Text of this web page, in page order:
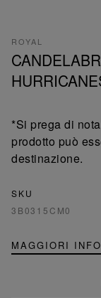
ROYAL
*Si prega di
prodotto può
destinazione.
SKU
3B0315CM0
MAGGIORI